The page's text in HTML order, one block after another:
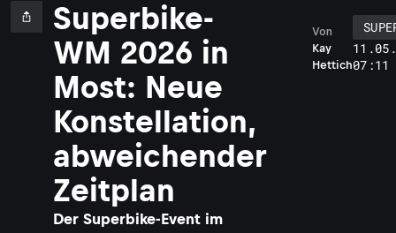
Superbike-
WM 2026 in
Most: Neue
Konstellation,
abweichender
Zeitplan
Der Superbike-Event im
Kay
Hettich
Von
07:11